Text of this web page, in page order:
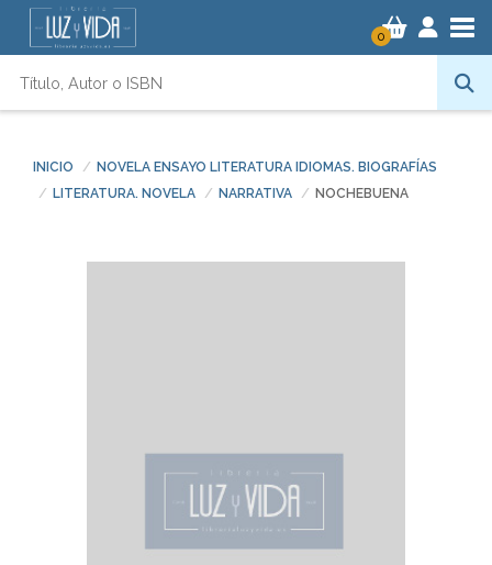
0
INICIO
NOVELA ENSAYO LITERATURA IDIOMAS. BIOGRAFÍAS
LITERATURA. NOVELA
NARRATIVA NOCHEBUENA